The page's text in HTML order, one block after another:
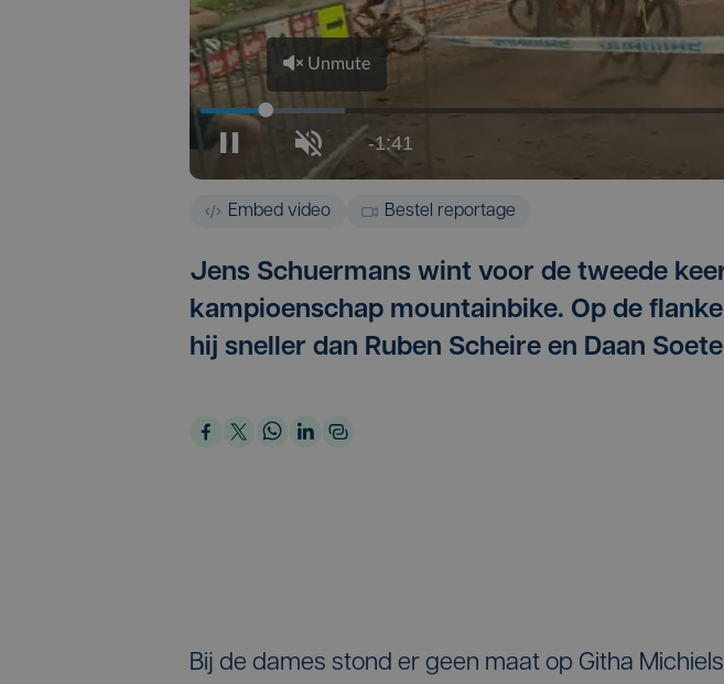
Embed video Bestel reportage
Jens Schuermans wint voor de tweede
kampioenschap mountainbike. Op de
hij sneller dan Ruben Scheire en Daan
Bij de dames stond er geen maat op Githa